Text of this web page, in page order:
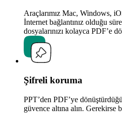
Araçlarımız Mac, Windows,
İnternet bağlantınız olduğu
dosyalarınızı kolayca PDF’e
Şifreli koruma
PPT’den PDF’ye
güvence altına alın.